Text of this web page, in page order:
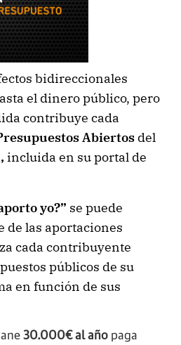
bidireccionales
el dinero público, pero
contribuye cada
Abiertos del
, incluida en su portal de
yo?” se puede
de las aportaciones
cada contribuyente
públicos de su
en función de sus
30.000€ al año paga